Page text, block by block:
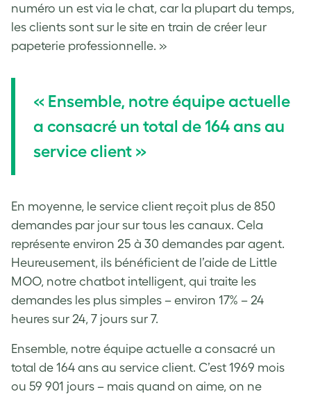
numéro un est via le chat, car la plupart du temps,
les clients sont sur le site en train de créer leur
papeterie professionnelle. »
« Ensemble, notre équipe actuelle
a consacré un total de 164 ans au
service client »
En moyenne, le service client reçoit plus de 850
demandes par jour sur tous les canaux. Cela
représente environ 25 à 30 demandes par agent.
Heureusement, ils bénéficient de l’aide de Little
MOO, notre chatbot intelligent, qui traite les
demandes les plus simples – environ 17% – 24
heures sur 24, 7 jours sur 7.
Ensemble, notre équipe actuelle a consacré un
total de 164 ans au service client. C’est 1969 mois
ou 59 901 jours – mais quand on aime, on ne